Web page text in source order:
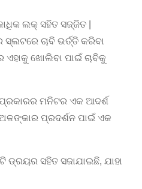
ଲକ୍ ସହିତ ସଜ୍ଜିତ |
ସ୍ଲଟରେ ଚାବି ଭର୍ତ୍ତି କରିବା
ଏହାକୁ ଖୋଲିବା ପାଇଁ ଚାବିକୁ
ମନିଟର ଏକ ଆଦର୍ଶ
ପ୍ରଦର୍ଶନ ପାଇଁ ଏକ
ସହିତ ସଜାଯାଇଛି, ଯାହା